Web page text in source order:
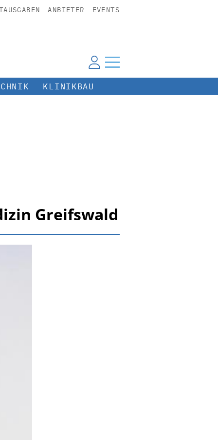
ANBIETER EVENTS
KLINIKBAU
Greifswald